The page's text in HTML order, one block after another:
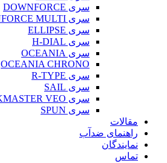
سری DOWNFORCE
سری DOWNFORCE MULTI
سری ELLIPSE
سری H-DIAL
سری OCEANIA
OCEANIA CHRONO
سری R-TYPE
سری SAIL
سری SHOCKMASTER VEO
سری SPUN
مقالات
راهنمای ضدآب
نمایندگان
تماس